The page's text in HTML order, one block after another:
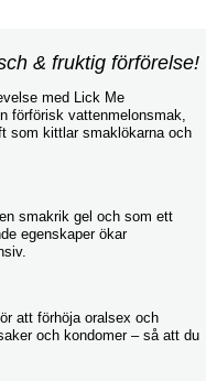
& fruktig förförelse!
med Lick Me
förförisk vattenmelonsmak,
som kittlar smaklökarna och
smakrik gel och som ett
egenskaper ökar
att förhöja oralsex och
och kondomer – så att du